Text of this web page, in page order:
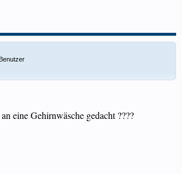
eine Gehirnwäsche gedacht ????